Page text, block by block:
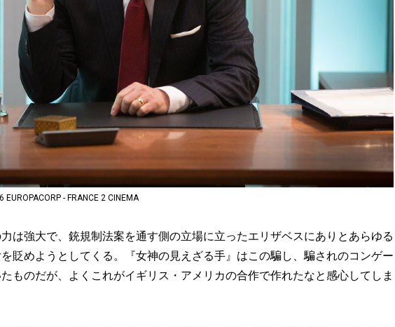
- FRANCE 2 CINEMA
は強大で、銃規制法案を通す側の立場に立ったエリザベスにありとあらゆる
貶めようとしてくる。『女神の見えざる手』はこの騙し、騙されのコンゲー
ものだが、よくこれがイギリス・アメリカの合作で作れたなと感心してしま